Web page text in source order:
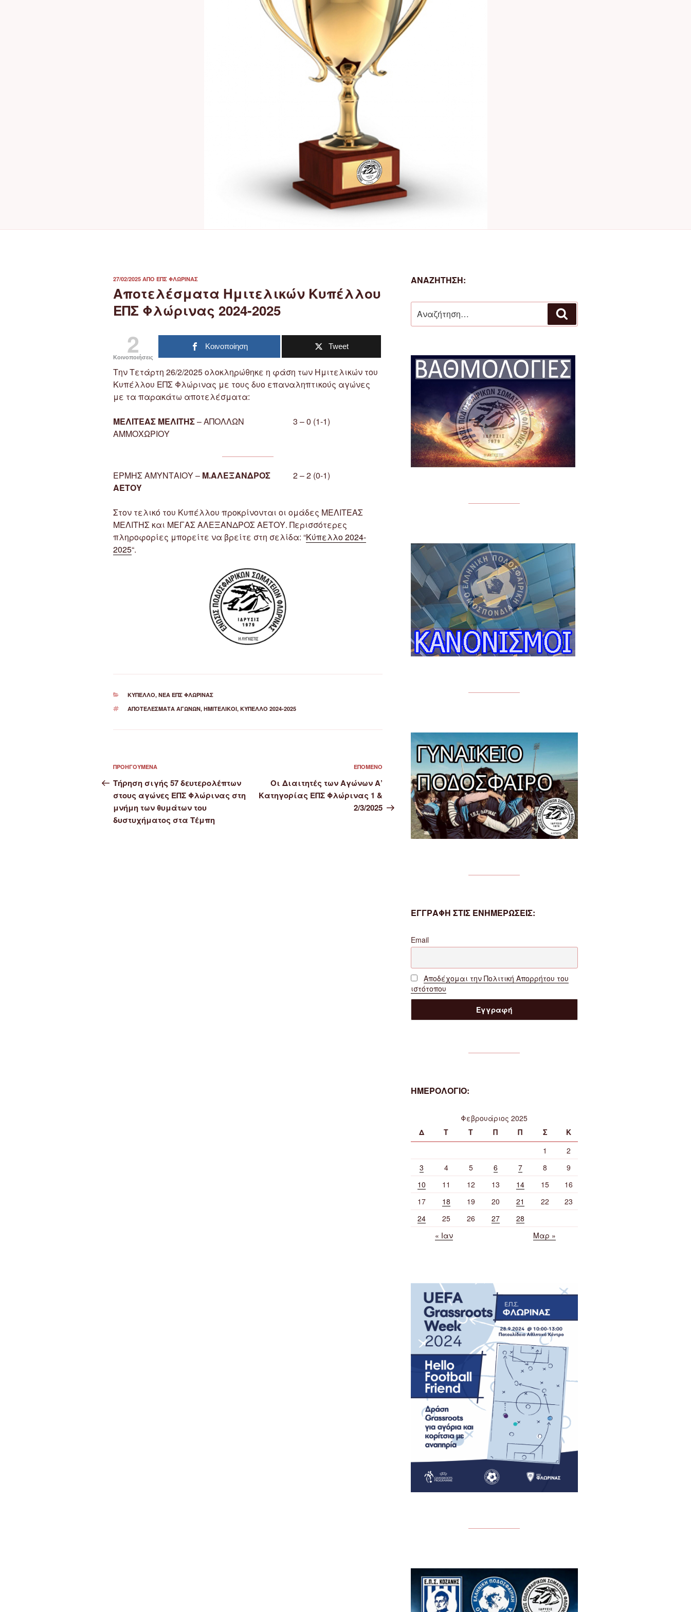
ΔΗΜΟΣΙΕΎΤΗΚΕ
27/02/2025 ΑΠΌ ΕΠΣ ΦΛΏΡΙΝΑΣ
Αποτελέσματα Ημιτελικών Κυπέλλου
ΕΠΣ Φλώρινας 2024-2025
2
Κοινοποιήσεις
Κοινοποίηση Tweet
Την Τετάρτη 26/2/2025 ολοκληρώθηκε η φάση των Ημιτελικών του
Κυπέλλου ΕΠΣ Φλώρινας με τους δυο επαναληπτικούς αγώνες
με τα παρακάτω αποτελέσματα:
ΜΕΛΙΤΕΑΣ ΜΕΛΙΤΗΣ– ΑΠΟΛΛΩΝ
ΑΜΜΟΧΩΡΙΟΥ
3 – 0 (1-1)
ΕΡΜΗΣ ΑΜΥΝΤΑΙΟΥ – Μ.ΑΛΕΞΑΝΔΡΟΣ
ΑΕΤΟΥ
2 – 2 (0-1)
Στον τελικό του Κυπέλλου προκρίνονται οι ομάδες ΜΕΛΙΤΕΑΣ
ΜΕΛΙΤΗΣ και ΜΕΓΑΣ ΑΛΕΞΑΝΔΡΟΣ ΑΕΤΟΥ. Περισσότερες
πληροφορίες μπορείτε να βρείτε στη σελίδα: “Κύπελλο 2024-
2025“.
ΚΑΤΗΓΟΡΊΕΣ
ΚΎΠΕΛΛΟ, ΝΈΑ ΕΠΣ ΦΛΏΡΙΝΑΣ
ΕΤΙΚΈΤΕΣ
ΑΠΟΤΕΛΈΣΜΑΤΑ ΑΓΏΝΩΝ, ΗΜΙΤΕΛΙΚΟΊ, ΚΎΠΕΛΛΟ 2024-2025
Πλοήγηση
άρθρων
Προηγούμενο
άρθρο
ΠΡΟΗΓΟΎΜΕΝΑ
Τήρηση σιγής 57 δευτερολέπτων
στους αγώνες ΕΠΣ Φλώρινας στη
μνήμη των θυμάτων του
δυστυχήματος στα Τέμπη
Επόμενο
ΕΠΌΜΕΝΟ
Οι Διαιτητές των Αγώνων Α’
Κατηγορίας ΕΠΣ Φλώρινας 1 &
2/3/2025
ΑΝΑΖΉΤΗΣΗ:
για:
ΕΓΓΡΑΦΗ ΣΤΙΣ ΕΝΗΜΕΡΩΣΕΙΣ:
Email
Αποδέχομαι την Πολιτική Απορρήτου του
ιστότοπου
ΗΜΕΡΟΛΟΓΙΟ:
Φεβρουάριος 2025
Δ
Τ Τ Π Π Σ
Κ
1
2
3
4 5 6 7 8
9
10
11 12 13 14 15
16
17
18 19 20 21 22
23
24
25 26 27
28
« Ιαν
Μαρ »